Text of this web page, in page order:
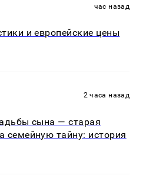
час назад
и европейские цены
2 часа назад
сына — старая
семейную тайну: история